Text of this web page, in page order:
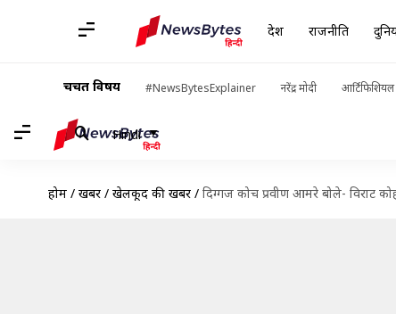
देश राजनीति
चर्चित विषय #NewsBytesExplainer नरेंद्र मोदी
Hindi
होम / खबरें / खेलकूद की खबरें / दिग्गज कोच प्रवीण आमरे बोले- विराट